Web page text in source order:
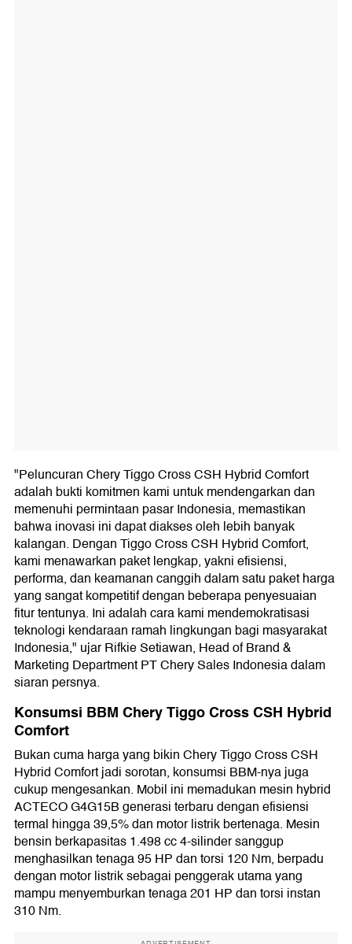
"Peluncuran Chery Tiggo Cross CSH Hybrid Comfort
adalah bukti komitmen kami untuk mendengarkan dan
memenuhi permintaan pasar Indonesia, memastikan
bahwa inovasi ini dapat diakses oleh lebih banyak
kalangan. Dengan Tiggo Cross CSH Hybrid Comfort,
kami menawarkan paket lengkap, yakni efisiensi,
performa, dan keamanan canggih dalam satu paket harga
yang sangat kompetitif dengan beberapa penyesuaian
fitur tentunya. Ini adalah cara kami mendemokratisasi
teknologi kendaraan ramah lingkungan bagi masyarakat
Indonesia," ujar Rifkie Setiawan, Head of Brand &
Marketing Department PT Chery Sales Indonesia dalam
siaran persnya.
Konsumsi BBM Chery Tiggo Cross CSH Hybrid
Comfort
Bukan cuma harga yang bikin Chery Tiggo Cross CSH
Hybrid Comfort jadi sorotan, konsumsi BBM-nya juga
cukup mengesankan. Mobil ini memadukan mesin hybrid
ACTECO G4G15B generasi terbaru dengan efisiensi
termal hingga 39,5% dan motor listrik bertenaga. Mesin
bensin berkapasitas 1.498 cc 4-silinder sanggup
menghasilkan tenaga 95 HP dan torsi 120 Nm, berpadu
dengan motor listrik sebagai penggerak utama yang
mampu menyemburkan tenaga 201 HP dan torsi instan
310 Nm.